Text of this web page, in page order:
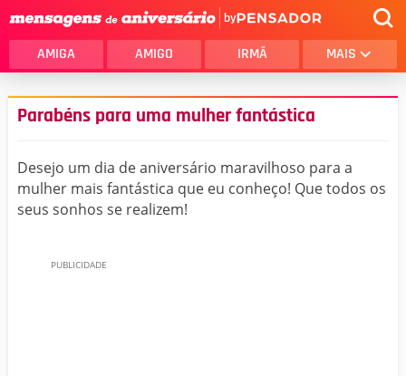
by
AMIGA AMIGO IRMÃ MAIS
Parabéns para uma mulher fantástica
Desejo um dia de aniversário maravilhoso para a
mulher mais fantástica que eu conheço! Que todos os
seus sonhos se realizem!